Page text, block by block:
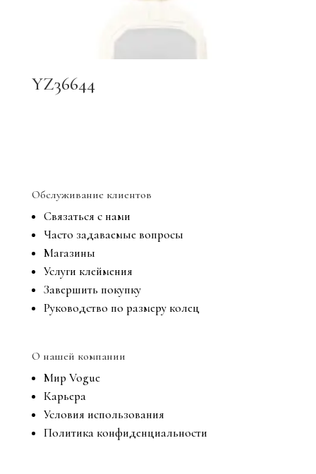
YZ36644
Обслуживание клиентов
Связаться с нами
Часто задаваемые вопросы
Магазины
Услуги клеймения
Завершить покупку
Руководство по размеру колец
О нашей компании
Мир Vogue
Карьера
Условия использования
Политика конфиденциальности